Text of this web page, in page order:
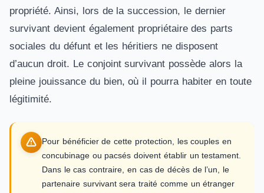
propriété. Ainsi, lors de la succession, le dernier
survivant devient également propriétaire des parts
sociales du défunt et les héritiers ne disposent
d’aucun droit. Le conjoint survivant possède alors la
pleine jouissance du bien, où il pourra habiter en toute
légitimité.
Pour bénéficier de cette protection, les couples en
concubinage ou pacsés doivent établir un testament.
Dans le cas contraire, en cas de décès de l’un, le
partenaire survivant sera traité comme un étranger